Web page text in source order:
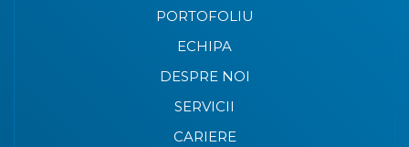
PORTOFOLIU
ECHIPA
DESPRE NOI
SERVICII
CARIERE